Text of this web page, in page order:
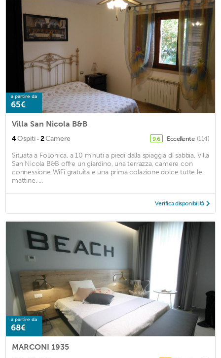
a partire da
65€
Villa San Nicola B&B
4Ospiti · 2Camere 9,6 Eccellente (114)
Situata a Follonica, a 10 minuti a piedi dalla spiaggia di sabbia, Villa
San Nicola B&B offre un giardino, una terrazza, camere con
connessione WiFi gratuita e una prima colazione dolce tutte le
mattine. ...
Verifica disponibilità
a partire da
68€
MARCONI 1935